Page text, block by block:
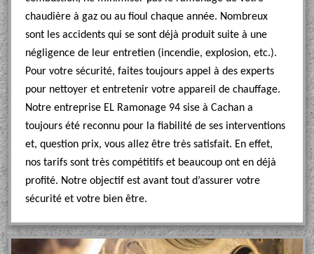
chaudière à gaz ou au fioul chaque année. Nombreux
sont les accidents qui se sont déjà produit suite à une
négligence de leur entretien (incendie, explosion, etc.).
Pour votre sécurité, faites toujours appel à des experts
pour nettoyer et entretenir votre appareil de chauffage.
Notre entreprise EL Ramonage 94 sise à Cachan a
toujours été reconnu pour la fiabilité de ses interventions
et, question prix, vous allez être très satisfait. En effet,
nos tarifs sont très compétitifs et beaucoup ont en déjà
profité. Notre objectif est avant tout d’assurer votre
sécurité et votre bien être.